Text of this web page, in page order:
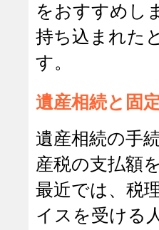
をおすすめし
持ち込まれた
す。
遺産相続と固
遺産相続の手
産税の支払額
最近では、税
イスを受ける